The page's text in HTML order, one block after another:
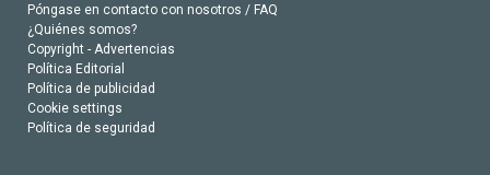
Póngase en contacto con nosotros / FAQ
¿Quiénes somos?
Copyright - Advertencias
Política Editorial
Política de publicidad
Cookie settings
Política de seguridad